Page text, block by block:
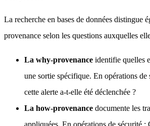
La recherche en bases de données distingue
provenance selon les questions auxquelles
La why-provenance identifie quelles
une sortie spécifique. En opérations de
cette alerte a-t-elle été déclenchée ?
La how-provenance documente les
appliquées. En opérations de sécurité